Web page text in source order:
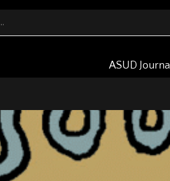
ASUD Journal